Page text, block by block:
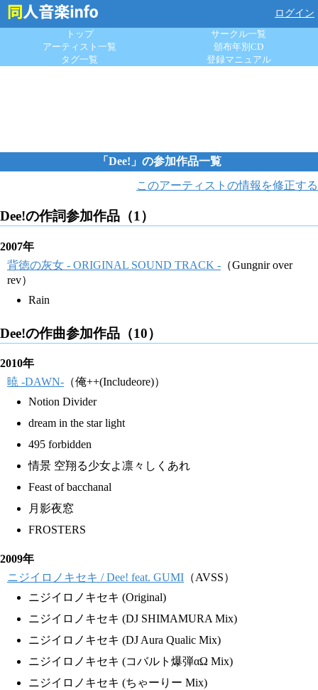
ログイン
トップ
サークル一覧
アーティスト一覧
頒布年別CD
タグ一覧
登録マニュアル
「Dee!」の参加作品一覧
このアーティストの情報を修正する
Dee!の作詞参加作品（1）
2007年
背徳の灰女 - ORIGINAL SOUND TRACK - （Gungnir over
rev）
Rain
Dee!の作曲参加作品（10）
2010年
暁 -DAWN- （俺++(Includeore)）
Notion Divider
dream in the star light
495 forbidden
情景 空翔る少女よ凛々しくあれ
Feast of bacchanal
月影夜窓
FROSTERS
2009年
ニジイロノキセキ / Dee! feat. GUMI （AVSS）
ニジイロノキセキ (Original)
ニジイロノキセキ (DJ SHIMAMURA Mix)
ニジイロノキセキ (DJ Aura Qualic Mix)
ニジイロノキセキ (コバルト爆弾αΩ Mix)
ニジイロノキセキ (ちゃーりー Mix)